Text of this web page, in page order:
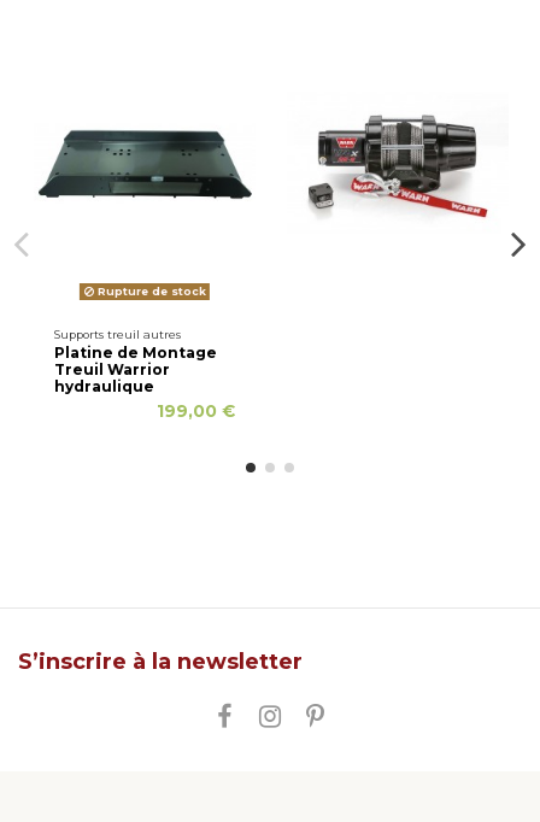
Rupture de stock
Supports treuil autres
Platine de Montage
Treuil Warrior
hydraulique
199,00 €
S’inscrire à la newsletter